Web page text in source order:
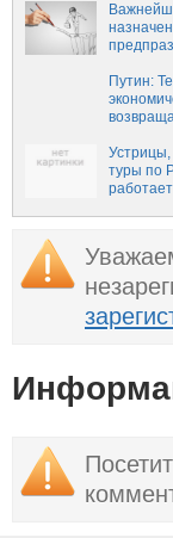
Путин:
Устрицы,
туры по
работает